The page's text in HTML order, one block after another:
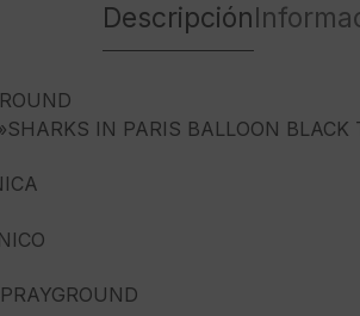
Descripción
IN PARIS BALLOON BLACK